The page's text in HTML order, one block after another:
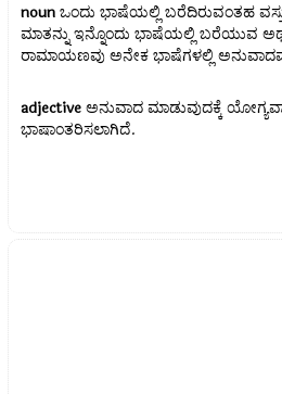
noun ಒಂದು ಭಾಷೆಯಲ್ಲಿ ಬರೆದಿರುವಂತಹ
ಮಾತನ್ನು ಇನ್ನೊಂದು ಭಾಷೆಯಲ್ಲಿ ಬರೆಯುವ
ರಾಮಾಯಣವು ಅನೇಕ ಭಾಷೆಗಳಲ್ಲಿ
adjective ಅನುವಾದ ಮಾಡುವುದಕ್ಕೆ
ಭಾಷಾಂತರಿಸಲಾಗಿದೆ.